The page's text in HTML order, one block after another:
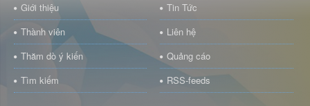
Giới thiệu
Tin Tức
Thành viên
Liên hệ
Thăm dò ý kiến
Quảng cáo
Tìm kiếm
RSS-feeds